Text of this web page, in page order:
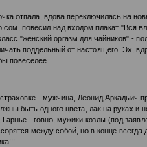
отпала, вдова переключилась на
повесил над входом плакат "Вся
"женский оргазм для чайников" -
поддельный от настоящего. Эх,
повеселее.
- мужчина, Леонид
быть одного цвета, лак на руках и
Гарнье - говно, мужики козлы (под
между собой, но в конце